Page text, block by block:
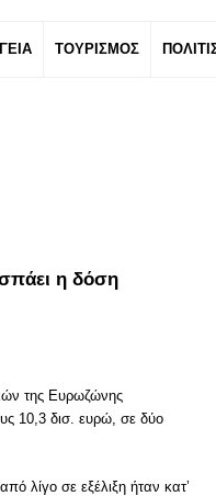
ΤΟΥΡΙΣΜΟΣ
η δόση
της Ευρωζώνης
10,3 δισ. ευρώ, σε δύο
λίγο σε εξέλιξη ήταν κατ’